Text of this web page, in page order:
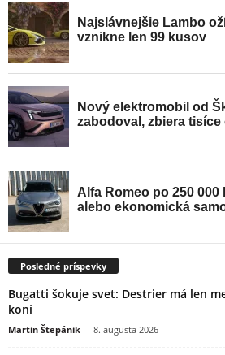
Posledné príspevky
Bugatti šokuje svet: Destrier má len
koní
Martin Štepánik - 8. augusta 2026